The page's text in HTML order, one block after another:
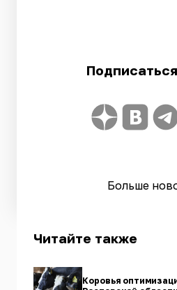
Больше
Читайте также
Коровья